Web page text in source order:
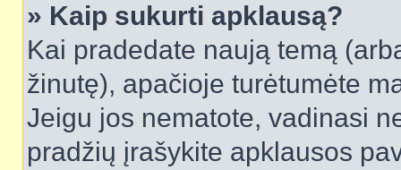
» Kaip sukurti apklausą?
Kai pradedate naują temą
žinutę), apačioje turėtumėte
Jeigu jos nematote, vadinasi
pradžių įrašykite apklausos